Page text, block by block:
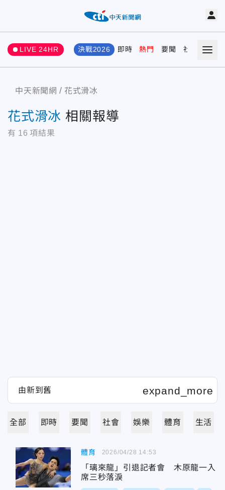
LIVE 24HR 決戰2026 即時 熱門 要聞 社會 娛樂
中天新聞網 花式滑冰
花式滑冰 相關報導
有 16 項結果
全部 即時 要聞 社會 娛樂 體育 生活
體育
「璃來龍」引退記者會 木原龍一入
席三秒落淚
2026/04/28 14:53